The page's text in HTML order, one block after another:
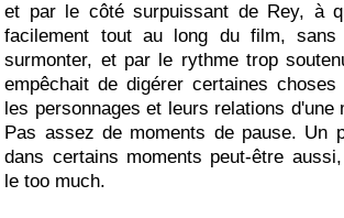
et par le côté surpuissant de Rey, à
facilement tout au long du film, sans
surmonter, et par le rythme trop
empêchait de digérer certaines
les personnages et leurs relations d'une
Pas assez de moments de pause. Un
dans certains moments peut-être
le too much.